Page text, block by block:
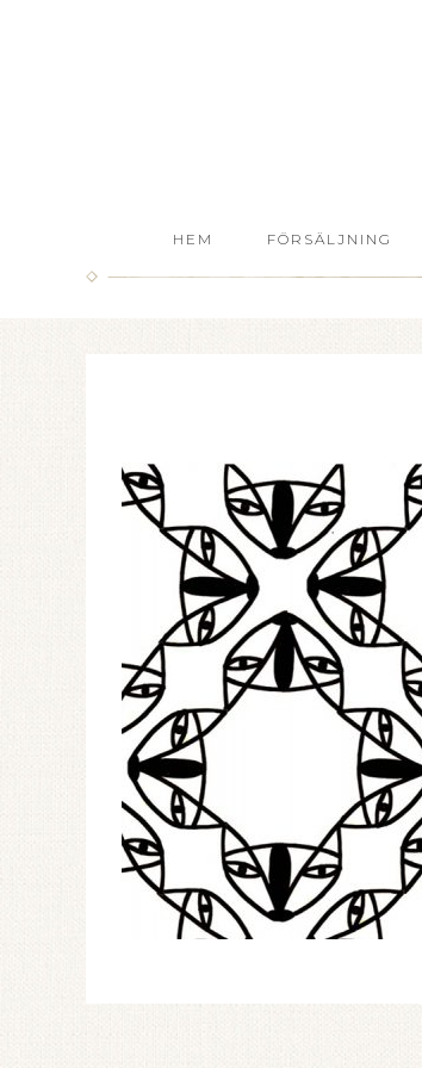
HEM FÖRSÄLJNING